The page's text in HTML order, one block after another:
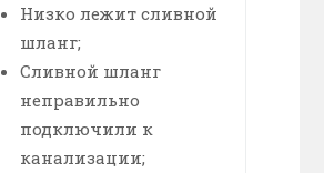
Низко лежит сливной
шланг;
Сливной шланг
неправильно
подключили к
канализации;